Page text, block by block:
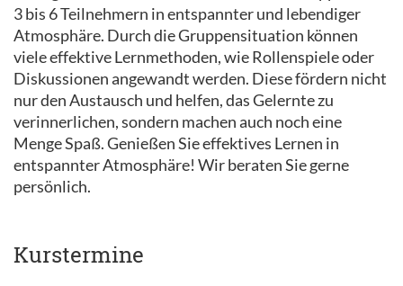
3 bis 6 Teilnehmern in entspannter und lebendiger
Atmosphäre. Durch die Gruppensituation können
viele effektive Lernmethoden, wie Rollenspiele oder
Diskussionen angewandt werden. Diese fördern nicht
nur den Austausch und helfen, das Gelernte zu
verinnerlichen, sondern machen auch noch eine
Menge Spaß. Genießen Sie effektives Lernen in
entspannter Atmosphäre! Wir beraten Sie gerne
persönlich.
Kurstermine